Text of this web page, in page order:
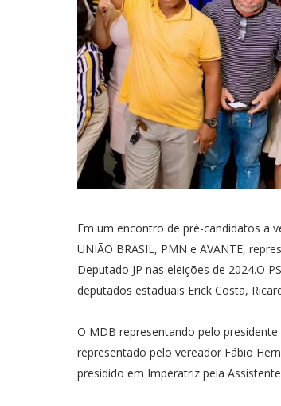
Em um encontro de pré-candidatos a
UNIÃO BRASIL, PMN e AVANTE,
Deputado JP nas eleições de 2024.O
deputados estaduais Erick Costa,
O MDB representando pelo
representado pelo vereador Fábio
presidido em Imperatriz pela